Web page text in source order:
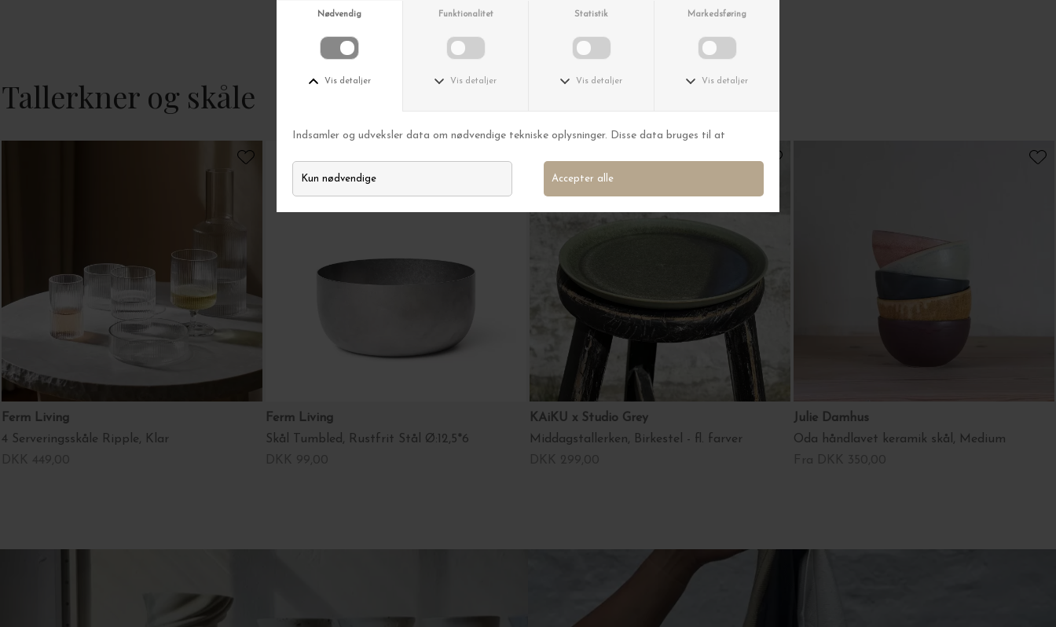
Tallerkner og skåle
Ferm Living
4 Serveringsskåle Ripple, Klar
Ferm Living
Skål Tumbled, Rustfrit Stål Ø:12,5*6
KAiKU x Studio Grey
Middagstallerken, Birkestel - fl. farver
Julie Damhus
Oda håndlavet keramik skål, Medium
Gælder ikke i forvejen nedsatte varer.
TILMELD MIG
Ingen spam - Det lover vi.